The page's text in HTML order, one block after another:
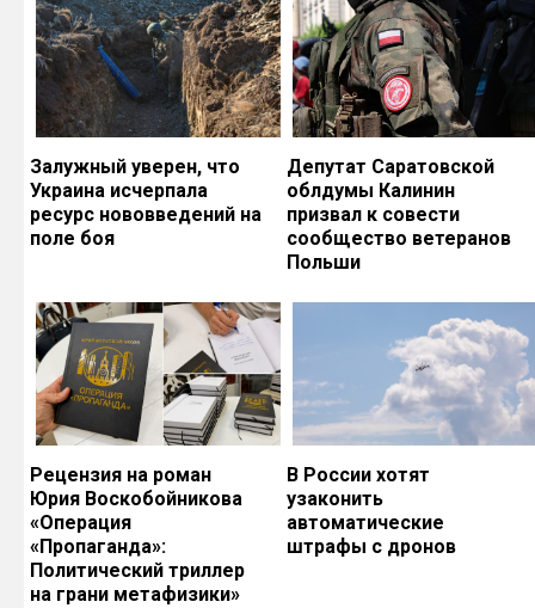
Залужный уверен, что
Украина исчерпала
ресурс нововведений на
поле боя
Депутат Саратовской
облдумы Калинин
призвал к совести
сообщество ветеранов
Польши
Рецензия на роман
Юрия Воскобойникова
«Операция
«Пропаганда»:
Политический триллер
на грани метафизики»
В России хотят
узаконить
автоматические
штрафы с дронов